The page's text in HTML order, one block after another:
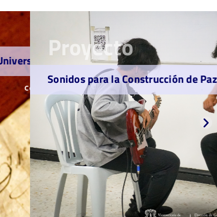
más
Proyecto
Sonidos para la Construcción de Paz